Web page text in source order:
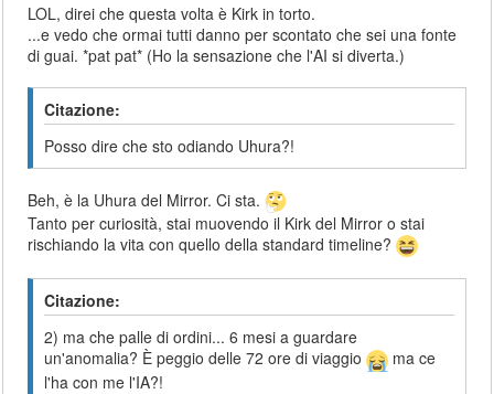
LOL, direi che questa volta è Kirk in torto.
...e vedo che ormai tutti danno per scontato che sei una fonte
di guai. *pat pat* (Ho la sensazione che l'AI si diverta.)
Citazione:
Posso dire che sto odiando Uhura?!
Beh, è la Uhura del Mirror. Ci sta.
Tanto per curiosità, stai muovendo il Kirk del Mirror o stai
rischiando la vita con quello della standard timeline?
Citazione:
2) ma che palle di ordini... 6 mesi a guardare
un'anomalia? È peggio delle 72 ore di viaggio
ma ce
l'ha con me l'IA?!